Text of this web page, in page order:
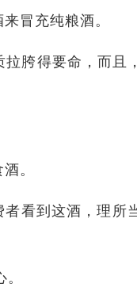
冒充纯粮酒。
胯得要命，而且
。
看到这酒，理所